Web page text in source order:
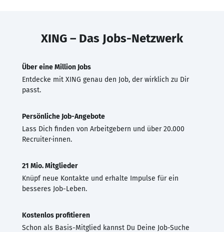
XING – Das Jobs-Netzwerk
Über eine Million Jobs
Entdecke mit XING genau den Job, der wirklich zu Dir
passt.
Persönliche Job-Angebote
Lass Dich finden von Arbeitgebern und über 20.000
Recruiter·innen.
21 Mio. Mitglieder
Knüpf neue Kontakte und erhalte Impulse für ein
besseres Job-Leben.
Kostenlos profitieren
Schon als Basis-Mitglied kannst Du Deine Job-Suche